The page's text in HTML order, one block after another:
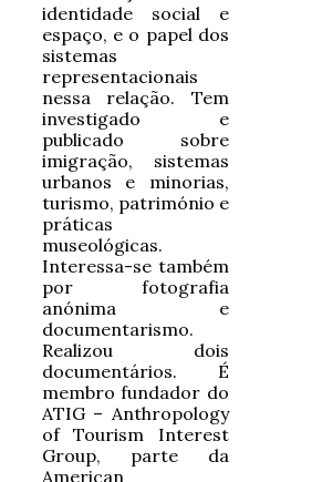
identidade social e
espaço, e o papel dos
sistemas
representacionais
nessa relação. Tem
investigado e
publicado sobre
imigração, sistemas
urbanos e minorias,
turismo, património e
práticas
museológicas.
Interessa-se também
por fotografia
anónima e
documentarismo.
Realizou dois
documentários. É
membro fundador do
ATIG – Anthropology
of Tourism Interest
Group, parte da
American